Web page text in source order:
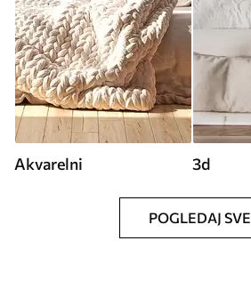
Akvarelni 3d
POGLEDAJ SVE